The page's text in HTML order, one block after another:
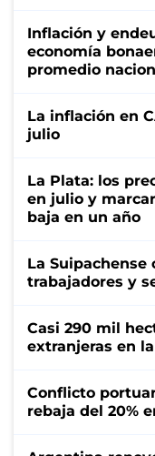
Inflación y
economía
promedio
La inflación en
julio
La Plata: los
en julio y
baja en un año
La Suipachense
trabajadores y
Casi 290 mil
extranjeras en
Conflicto
rebaja del 20%